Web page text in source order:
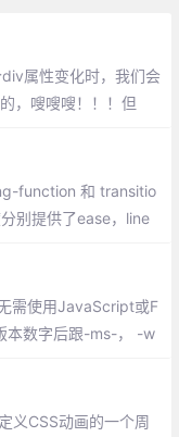
属性变化时，我们会
，嗖嗖嗖！！！但
function 和 transitio
别提供了ease，line
需使用JavaScript或F
本数字后跟-ms-， -w
义CSS动画的一个周